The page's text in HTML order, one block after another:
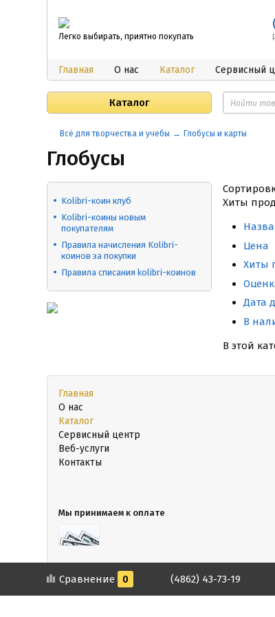
Легко выбирать, приятно покупать
Главная О нас Каталог Сервисный
Каталог
Всё для творчества и учебы Глобусы и карты
Глобусы
Kolibri-коин клуб
​Kolibri-коины новым
покупателям
Правила начисления Kolibri-
коинов за покупки
Правила списания kolibri-коинов
Хиты
Цена
Хиты
Дата
В
В этой
Главная
О нас
Каталог
Сервисный центр
Веб-услуги
Контакты
Мы принимаем к оплате
Сравнение 0 (4862) 43-73-19